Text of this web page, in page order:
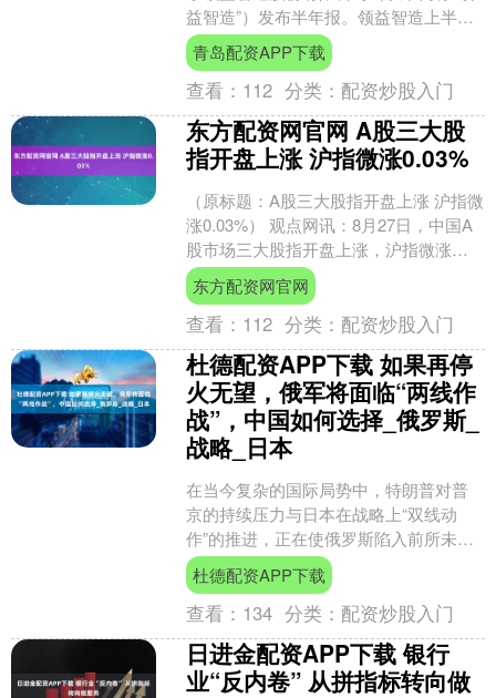
益智造”）发布半年报。领益智造上半年
实现营业收入236.25亿元，同比增长
23.35....
青岛配资APP下载
查看： 112 分类： 配资炒股入门
东方配资网官网 A股三大股
指开盘上涨 沪指微涨0.03%
（原标题：A股三大股指开盘上涨 沪指微
涨0.03%） 观点网讯：8月27日，中国A
股市场三大股指开盘上涨，沪指微涨
0.03%，深成指涨0.08%，创业板指涨
0.....
东方配资网官网
查看： 112 分类： 配资炒股入门
杜德配资APP下载 如果再停
火无望，俄军将面临“两线作
战”，中国如何选择_俄罗斯_
战略_日本
在当今复杂的国际局势中，特朗普对普
京的持续压力与日本在战略上“双线动
作”的推进，正在使俄罗斯陷入前所未有
的战略困境。日本在对俄态度上持续激
进，不仅在北方四岛问题....
杜德配资APP下载
查看： 134 分类： 配资炒股入门
日进金配资APP下载 银行
业“反内卷” 从拼指标转向做